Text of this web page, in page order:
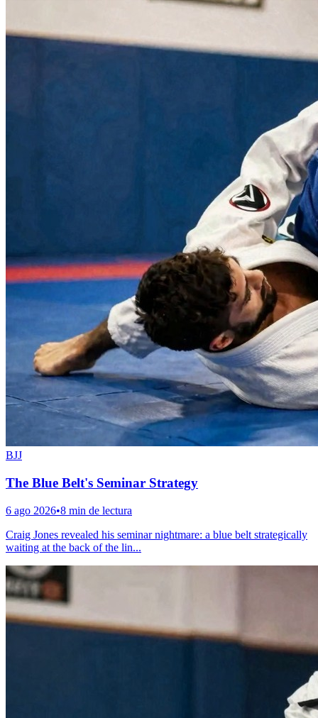
BJJ
The Blue Belt's Seminar Strategy
6 ago 2026•8 min de lectura
Craig Jones revealed his seminar nightmare: a blue belt strategically
waiting at the back of the lin...